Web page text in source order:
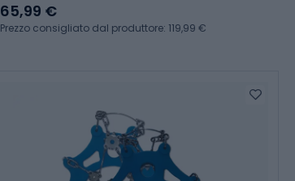
65,99 €
Prezzo consigliato dal produttore: 119,99 €